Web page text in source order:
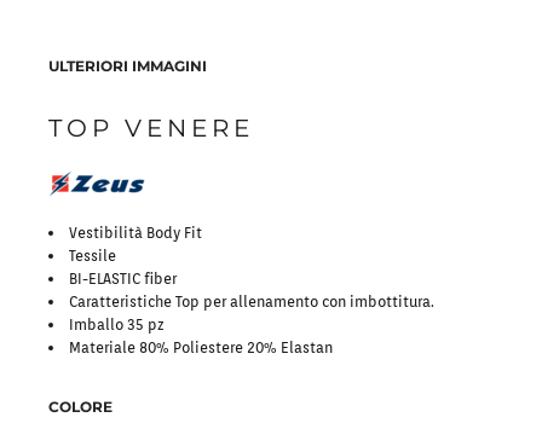
ULTERIORI IMMAGINI
TOP VENERE
Vestibilità Body Fit
Tessile
BI-ELASTIC fiber
Caratteristiche Top per allenamento con imbottitura.
Imballo 35 pz
Materiale 80% Poliestere 20% Elastan
COLORE